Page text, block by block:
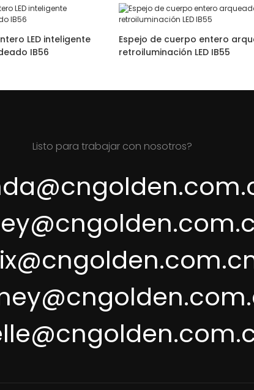
LED inteligente
IB56
Espejo de cuerpo entero
retroiluminación LED IB55
Listo para trabajar con nosotros?